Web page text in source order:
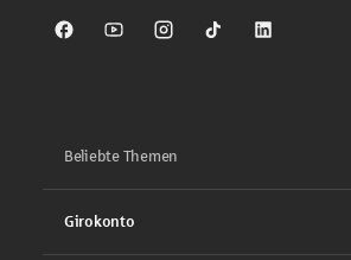
Sparkasse auf Facebook
Sparkasse auf Youtube
Sparkasse auf Instagram
Sparkasse auf TikTok
Sparkasse
Beliebte Themen
Girokonto